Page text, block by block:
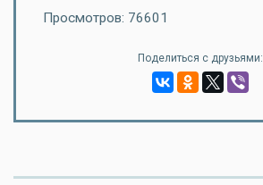
Просмотров: 76601
Поделиться с друзьями: